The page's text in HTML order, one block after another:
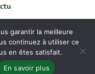
parAgence Pro Web
garantir la meilleure
continuez à utiliser ce
en êtes satisfait.
En savoir plus